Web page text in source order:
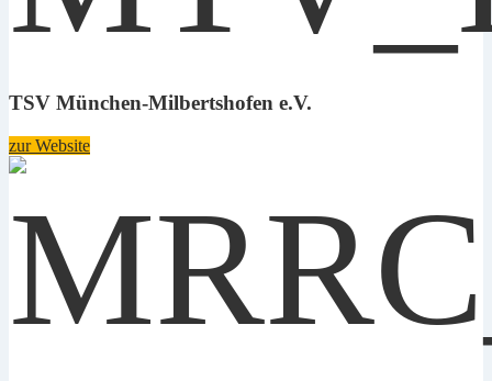
TSV München-Milbertshofen e.V.
zur Website